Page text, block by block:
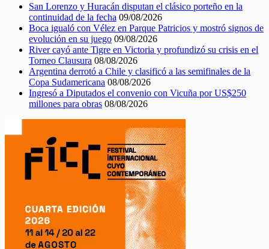
San Lorenzo y Huracán disputan el clásico porteño en la
continuidad de la fecha 09/08/2026
Boca igualó con Vélez en Parque Patricios y mostró signos de
evolución en su juego 09/08/2026
River cayó ante Tigre en Victoria y profundizó su crisis en el
Torneo Clausura 08/08/2026
Argentina derrotó a Chile y clasificó a las semifinales de la
Copa Sudamericana 08/08/2026
Ingresó a Diputados el convenio con Vicuña por US$250
millones para obras 08/08/2026